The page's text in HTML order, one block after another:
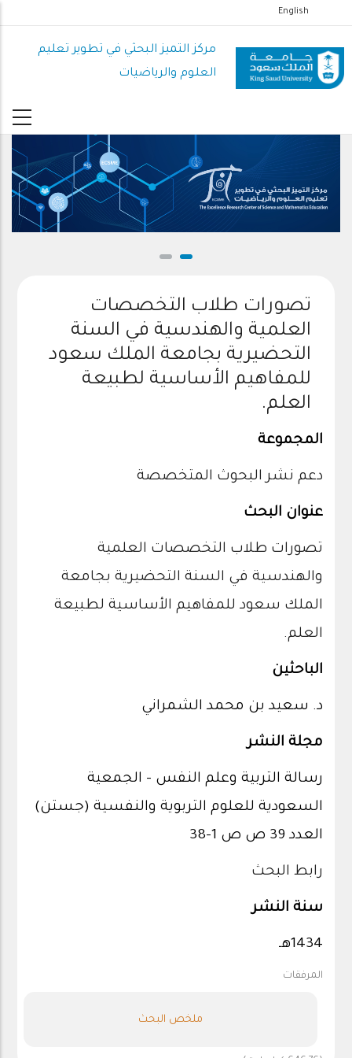
إلى
المحتوى
الرئيسي
English
مركز التميز البحثي في تطوير تعليم
العلوم والرياضيات
تصورات طلاب التخصصات
العلمية والهندسية في السنة
التحضيرية بجامعة الملك سعود
للمفاهيم الأساسية لطبيعة
العلم.
المجموعة
دعم نشر البحوث المتخصصة
عنوان البحث
تصورات طلاب التخصصات العلمية
والهندسية في السنة التحضيرية بجامعة
الملك سعود للمفاهيم الأساسية لطبيعة
العلم.
الباحثين
د. سعيد بن محمد الشمراني
مجلة النشر
رسالة التربية وعلم النفس – الجمعية
السعودية للعلوم التربوية والنفسية (جستن)
العدد 39 ص ص 1-38
رابط البحث
سنة النشر
1434هـ
المرفقات
ملخص البحث